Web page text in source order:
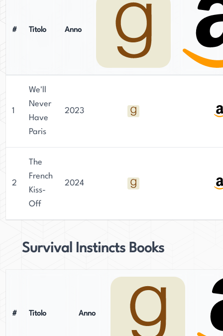
# Titolo Anno
1
We'll
Never
Have
Paris
2023
2
The
French
Kiss-
Off
2024
Survival Instincts Books
# Titolo Anno